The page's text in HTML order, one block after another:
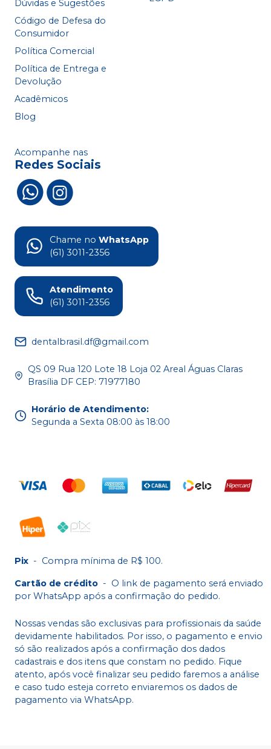
Dúvidas e Sugestões
Código de Defesa do
Consumidor
Política Comercial
Política de Entrega e
Devolução
Acadêmicos
Blog
Acompanhe nas
Redes Sociais
Chame no WhatsApp
(61) 3011-2356
Atendimento
(61) 3011-2356
dentalbrasil.df@gmail.com
QS 09 Rua 120 Lote 18 Loja 02 Areal Águas Claras
Brasília DF CEP: 71977180
Horário de Atendimento:
Segunda a Sexta 08:00 às 18:00
Pix - Compra mínima de R$ 100.
Cartão de crédito - O link de pagamento será enviado
por WhatsApp após a confirmação do pedido.
Nossas vendas são exclusivas para profissionais da saúde
devidamente habilitados. Por isso, o pagamento e envio
só são realizados após a confirmação dos dados
cadastrais e dos itens que constam no pedido. Fique
atento, após você finalizar seu pedido faremos a análise
e caso tudo esteja correto enviaremos os dados de
pagamento via WhatsApp.